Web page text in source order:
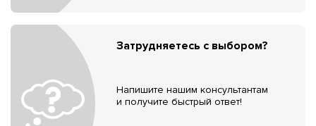
Затрудняетесь с выбором?
Напишите нашим консультантам
и получите быстрый ответ!